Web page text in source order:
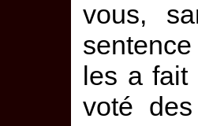
vous,
les a fait
voté